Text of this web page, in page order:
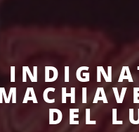
DEL